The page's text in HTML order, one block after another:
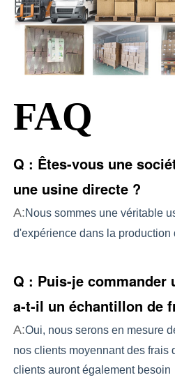
FAQ
Q : Êtes-vous une
une usine directe ?
A:Nous sommes une véritable
d'expérience dans la production
Q : Puis-je commander
a-t-il un échantillon de
A:Oui, nous serons en mesure
nos clients moyennant des frais
clients auront également besoin